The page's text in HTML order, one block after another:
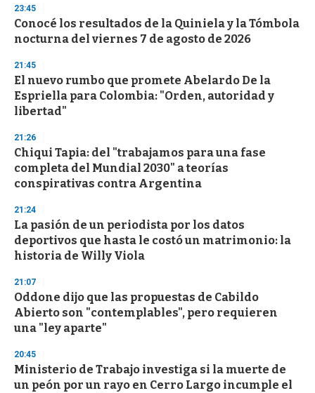
s
e
c
o
d
s
23:45
Conocé los resultados de la Quiniela y la Tómbola
nocturna del viernes 7 de agosto de 2026
21:45
El nuevo rumbo que promete Abelardo De la
Espriella para Colombia: "Orden, autoridad y
libertad"
21:26
Chiqui Tapia: del "trabajamos para una fase
completa del Mundial 2030" a teorías
conspirativas contra Argentina
21:24
La pasión de un periodista por los datos
deportivos que hasta le costó un matrimonio: la
historia de Willy Viola
21:07
Oddone dijo que las propuestas de Cabildo
Abierto son "contemplables", pero requieren
una "ley aparte"
20:45
Ministerio de Trabajo investiga si la muerte de
un peón por un rayo en Cerro Largo incumple el